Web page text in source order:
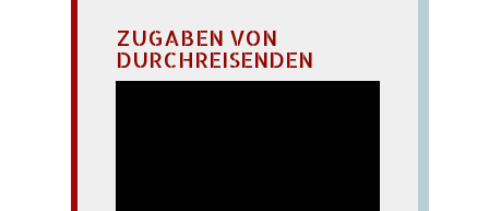
ZUGABEN VON
DURCHREISENDEN